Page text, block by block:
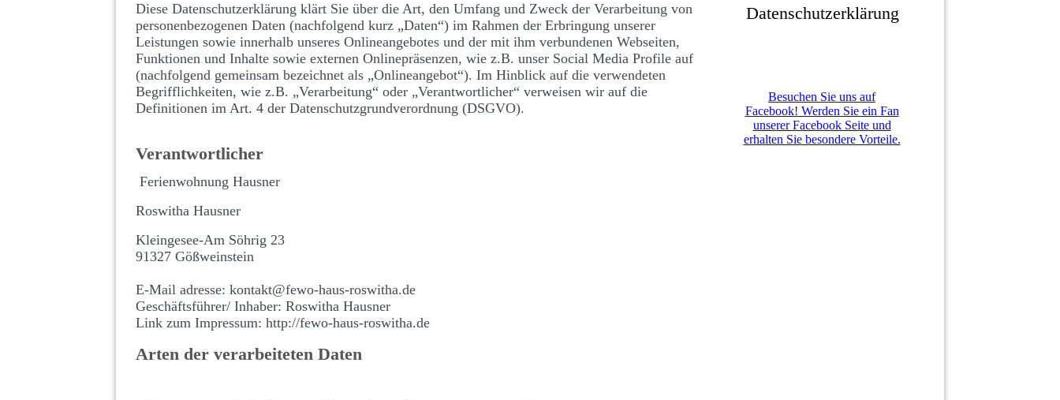
Diese Datenschutzerklärung klärt Sie über die Art, den Umfang und Zweck der Verarbeitung von
personenbezogenen Daten (nachfolgend kurz „Daten“) im Rahmen der Erbringung unserer
Leistungen sowie innerhalb unseres Onlineangebotes und der mit ihm verbundenen Webseiten,
Funktionen und Inhalte sowie externen Onlinepräsenzen, wie z.B. unser Social Media Profile auf
(nachfolgend gemeinsam bezeichnet als „Onlineangebot“). Im Hinblick auf die verwendeten
Begrifflichkeiten, wie z.B. „Verarbeitung“ oder „Verantwortlicher“ verweisen wir auf die
Definitionen im Art. 4 der Datenschutzgrundverordnung (DSGVO).
Verantwortlicher
Ferienwohnung Hausner
Roswitha Hausner
Kleingesee-Am Söhrig 23
91327 Gößweinstein
E-Mail adresse: kontakt@fewo-haus-roswitha.de
Geschäftsführer/ Inhaber: Roswitha Hausner
Link zum Impressum: http://fewo-haus-roswitha.de
Arten der verarbeiteten Daten
Datenschutzerklärung
Besuchen Sie uns auf
Facebook! Werden Sie ein Fan
unserer Facebook Seite und
erhalten Sie besondere Vorteile.